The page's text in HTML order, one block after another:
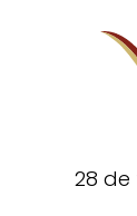
28 de